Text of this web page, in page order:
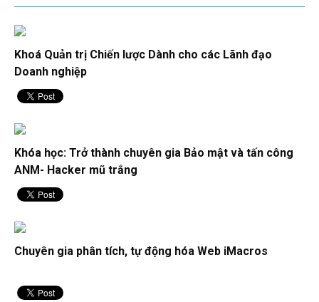
Hướng dẫn cách chèn chữ trong Adobe Premiere chi tiết
hút
Premiere
Khoá Quản trị Chiến lược Dành cho các Lãnh đạo
Doanh nghiệp
Khóa học: Trở thành chuyên gia Bảo mật và tấn công
ANM- Hacker mũ trắng
Chuyên gia phân tích, tự động hóa Web iMacros